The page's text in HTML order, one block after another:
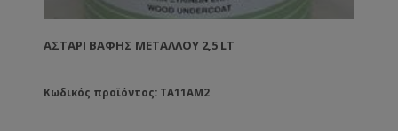
ΑΣΤΆΡΙ ΒΑΦΉΣ ΜΕΤΆΛΛΟΥ 2,5 LT
Κωδικός προϊόντος: TA11AM2